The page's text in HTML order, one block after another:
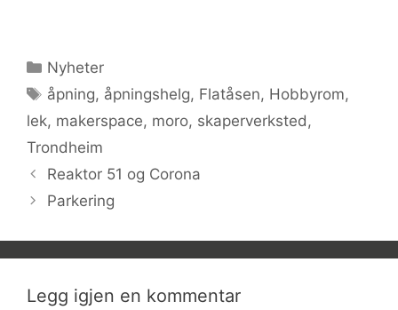
Kategorier
Nyheter
Stikkord
åpning, åpningshelg, Flatåsen, Hobbyrom,
lek, makerspace, moro, skaperverksted,
Trondheim
Reaktor 51 og Corona
Parkering
Legg igjen en kommentar